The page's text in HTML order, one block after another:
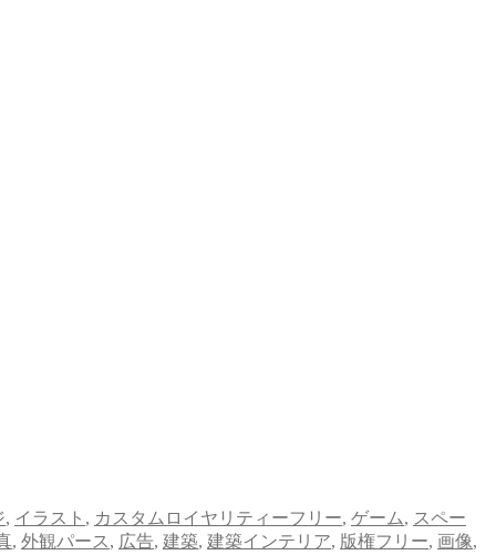
, イラスト , カスタムロイヤリティーフリー, ゲーム, スペー
, 外観パース , 広告, 建築, 建築インテリア, 版権フリー, 画像,